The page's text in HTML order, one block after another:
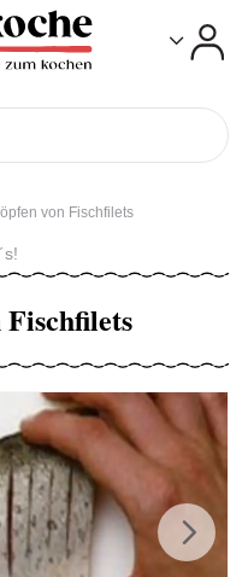
von Fischfilets
Next